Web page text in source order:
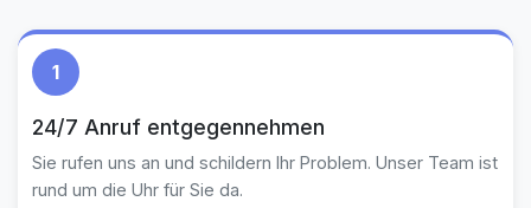
1
24/7 Anruf entgegennehmen
Sie rufen uns an und schildern Ihr Problem. Unser Team ist
rund um die Uhr für Sie da.